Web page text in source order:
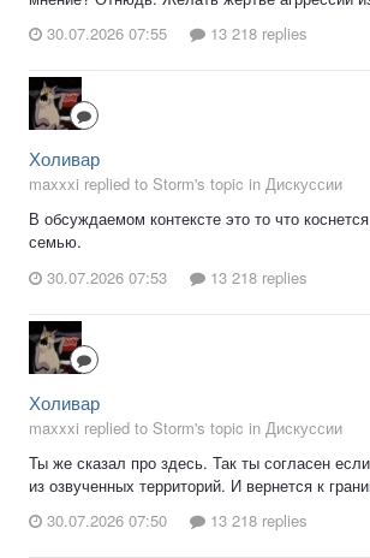
30.07.2026 07:55
13 218 replies
Холивар
maxxxi replied to Storm's topic in Дискуссии
В обсуждаемом контексте это то что
семью.
30.07.2026 07:53
13 218 replies
Холивар
maxxxi replied to Storm's topic in Дискуссии
Ты же сказал про здесь. Так ты согласен
из озвученных территорий. И вернется к
30.07.2026 07:50
13 218 replies